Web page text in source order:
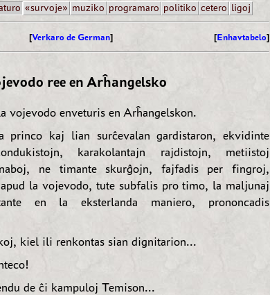
«survoje» muziko programaro politiko cetero ligoj
[Verkaro de German] [Enhavtabelo]
ree en Arĥangelsko
vojevodo enveturis en Arĥangelskon.
princo kaj lian surĉevalan gardistaron, ekvidinte
karakolantajn rajdistojn, metiistoj
ne timante skurĝojn, fajfadis per fingroj,
la vojevodo, tute subfalis pro timo, la maljunaj
en la eksterlanda maniero, prononcadis
kiel ili renkontas sian dignitarion...
de ĉi kampuloj Temison...